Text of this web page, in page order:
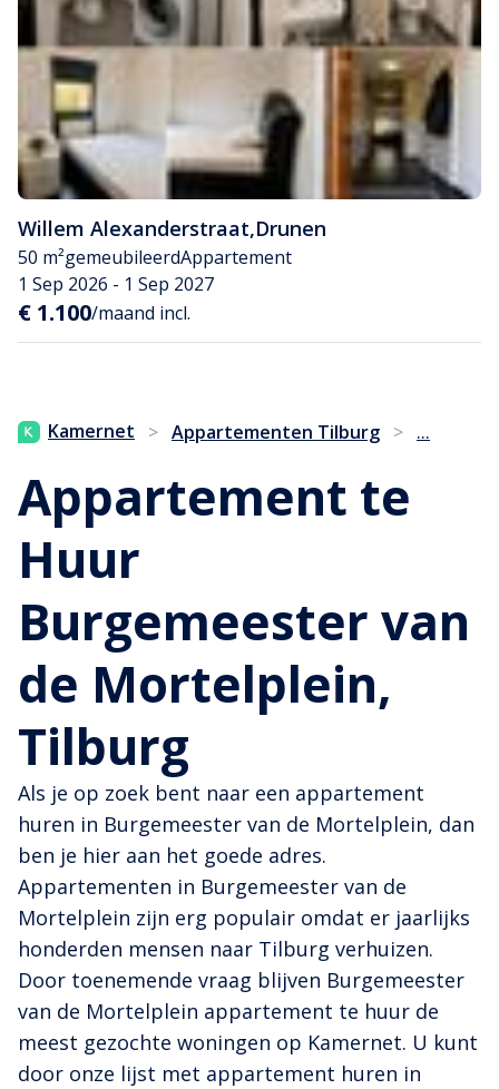
Willem Alexanderstraat,Drunen
50 m²gemeubileerdAppartement
1 Sep 2026 - 1 Sep 2027
€ 1.100/maand incl.
Kamernet > Appartementen Tilburg > ...
Appartement te
Huur
Burgemeester van
de Mortelplein,
Tilburg
Als je op zoek bent naar een appartement
huren in Burgemeester van de Mortelplein, dan
ben je hier aan het goede adres.
Appartementen in Burgemeester van de
Mortelplein zijn erg populair omdat er jaarlijks
honderden mensen naar Tilburg verhuizen.
Door toenemende vraag blijven Burgemeester
van de Mortelplein appartement te huur de
meest gezochte woningen op Kamernet. U kunt
door onze lijst met appartement huren in